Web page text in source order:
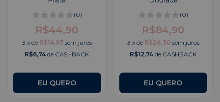
(0)
R$44,90
3 x de R$14,97 sem juros
R$6,74 de CASHBACK
(0)
R$84,90
3 x de R$28,30 sem juros
R$12,74 de CASHBACK